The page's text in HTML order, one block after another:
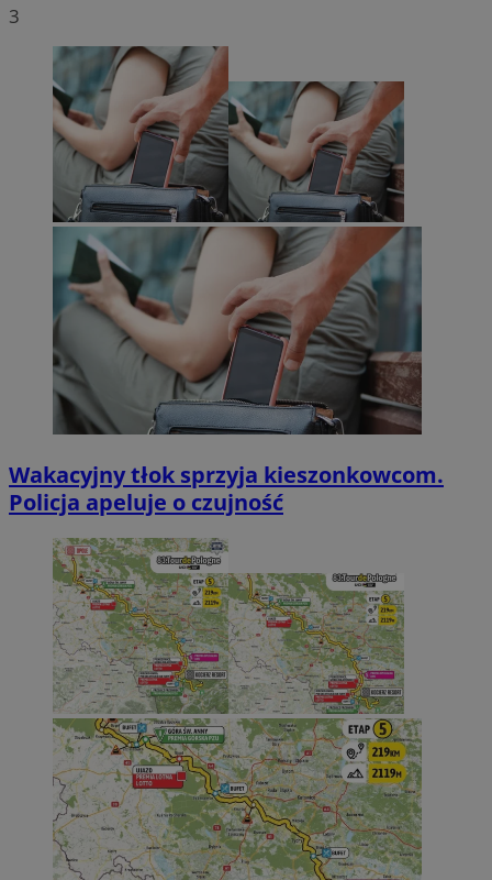
3
Wakacyjny tłok sprzyja kieszonkowcom.
Policja apeluje o czujność